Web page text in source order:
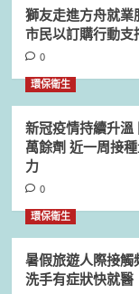
獅友走進方舟就業
市民以訂購行動支
0
環保衛生
新冠疫情持續升溫
萬餘劑 近一周接
力
0
環保衛生
暑假旅遊人際接
洗手有症狀快就醫